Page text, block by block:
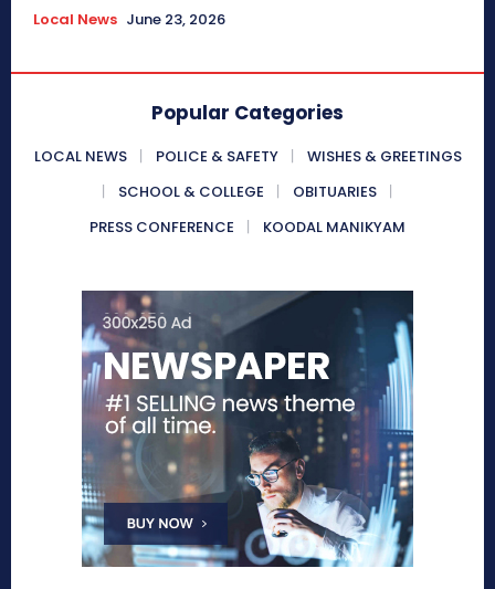
Local News June 23, 2026
Popular Categories
LOCAL NEWS POLICE & SAFETY
WISHES & GREETINGS
SCHOOL & COLLEGE
OBITUARIES
PRESS CONFERENCE
KOODAL MANIKYAM